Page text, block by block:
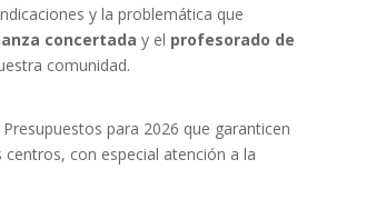
y la problemática que
concertada y el profesorado de
comunidad.
para 2026 que garanticen
con especial atención a la